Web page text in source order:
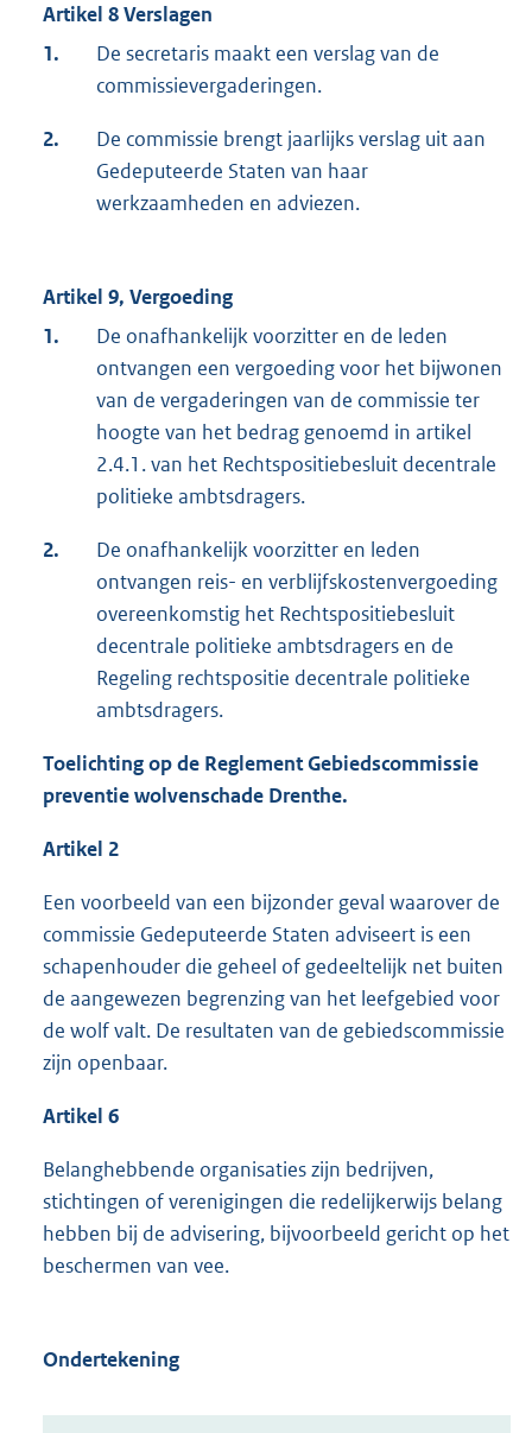
Artikel 8 Verslagen
1.
De secretaris maakt een verslag van de
commissievergaderingen.
2.
De commissie brengt jaarlijks verslag uit aan
Gedeputeerde Staten van haar
werkzaamheden en adviezen.
Artikel 9, Vergoeding
1.
De onafhankelijk voorzitter en de leden
ontvangen een vergoeding voor het bijwonen
van de vergaderingen van de commissie ter
hoogte van het bedrag genoemd in artikel
2.4.1. van het Rechtspositiebesluit decentrale
politieke ambtsdragers.
2.
De onafhankelijk voorzitter en leden
ontvangen reis- en verblijfskostenvergoeding
overeenkomstig het Rechtspositiebesluit
decentrale politieke ambtsdragers en de
Regeling rechtspositie decentrale politieke
ambtsdragers.
Toelichting op de Reglement Gebiedscommissie
preventie wolvenschade Drenthe.
Artikel 2
Een voorbeeld van een bijzonder geval waarover de
commissie Gedeputeerde Staten adviseert is een
schapenhouder die geheel of gedeeltelijk net buiten
de aangewezen begrenzing van het leefgebied voor
de wolf valt. De resultaten van de gebiedscommissie
zijn openbaar.
Artikel 6
Belanghebbende organisaties zijn bedrijven,
stichtingen of verenigingen die redelijkerwijs belang
hebben bij de advisering, bijvoorbeeld gericht op het
beschermen van vee.
Ondertekening